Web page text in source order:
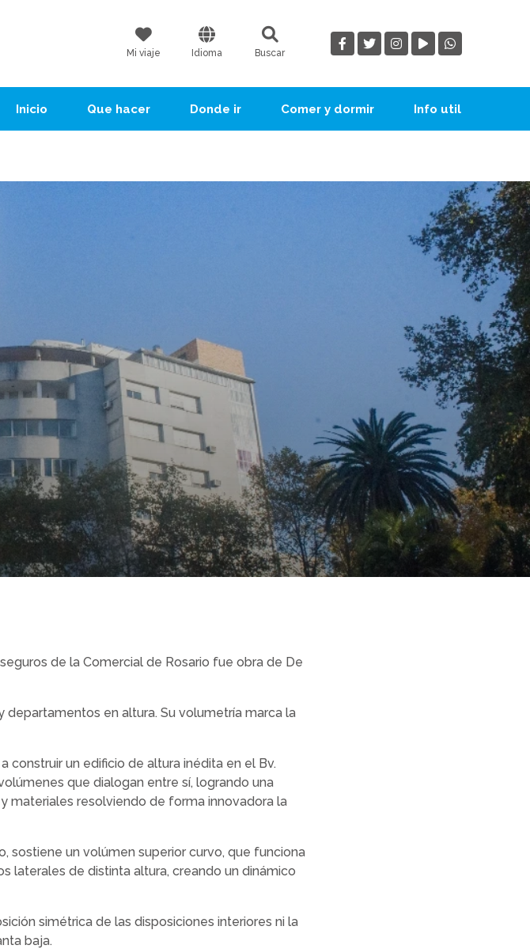
Mi viaje Idioma Buscar
Inicio Que hacer Donde ir Comer y dormir Info util
de la Comercial de Rosario fue obra de De
en altura. Su volumetría marca la
un edificio de altura inédita en el Bv.
que dialogan entre sí, logrando una
materiales resolviendo de forma innovadora la
sostiene un volúmen superior curvo, que funciona
laterales de distinta altura, creando un dinámico
simétrica de las disposiciones interiores ni la
baja.